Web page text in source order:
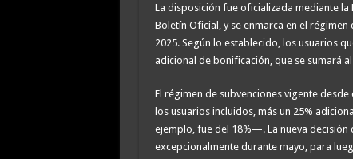
La disposición fue oficializada mediante la
Boletín Oficial, y se enmarca en el régimen
2025. Según lo establecido, los usuarios
adicional de bonificación, que se sumará
El régimen de subvenciones vigente
los usuarios incluidos, más un 25%
ejemplo, fue del 18%—. La nueva decisión
excepcionalmente durante mayo, para